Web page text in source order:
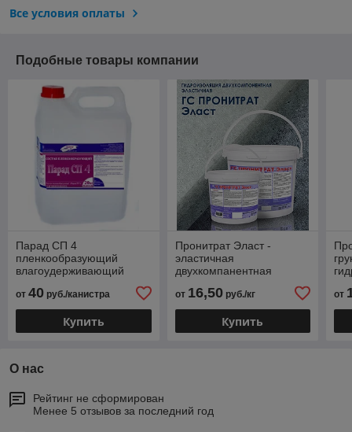
Все условия оплаты
Подобные товары компании
Парад СП 4
пленкообразующий
влагоудерживающий
от 40 руб./канистра
Купить
Пронитрат Эласт -
эластичная
двухкомпанентная
от 16,50руб./кг
Купить
от
О нас
Рейтинг не сформирован
Менее 5 отзывов за последний год